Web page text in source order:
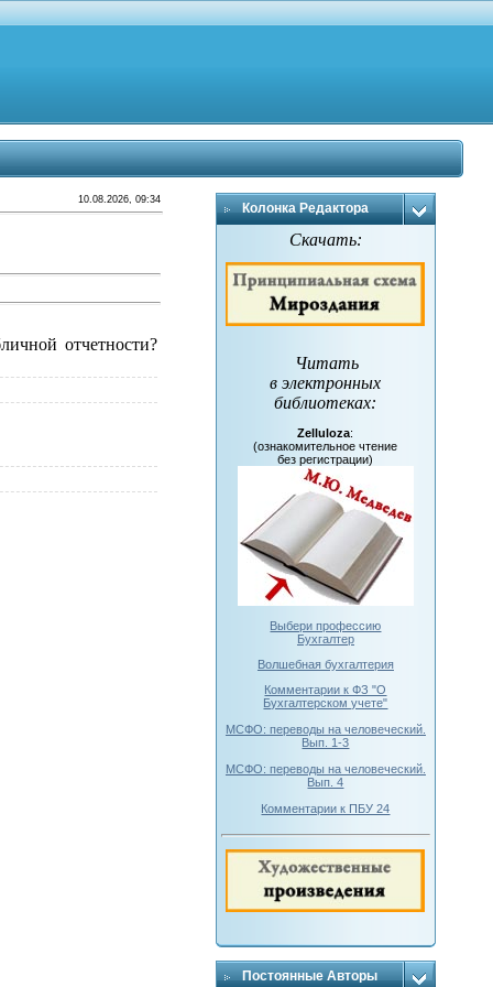
10.08.2026, 09:34
отчетности?
Колонка Редактора
Скачать:
Читать
в электронных
библиотеках:
Zelluloza:
(ознакомительное чтение
без регистрации)
Выбери профессию
Бухгалтер
Волшебная бухгалтерия
Комментарии к ФЗ "О
Бухгалтерском учете"
МСФО: переводы на человеческий.
Вып. 1-3
МСФО: переводы на человеческий.
Вып. 4
Комментарии к ПБУ 24
Постоянные Авторы